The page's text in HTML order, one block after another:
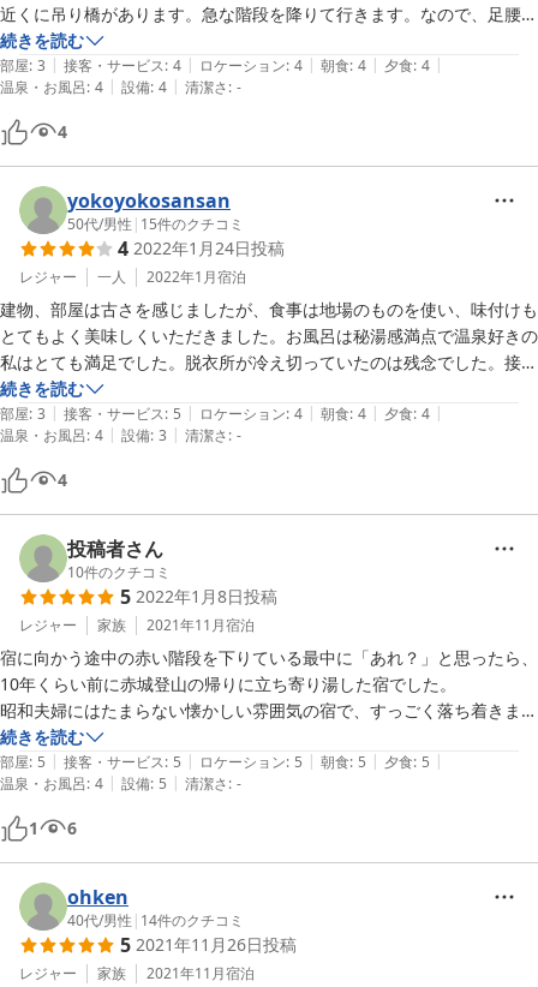
近くに吊り橋があります。急な階段を降りて行きます。なので、足腰を
鍛えておくと良いです。吊り橋で戻らずに、そのまま進むと大沼に着き
ます。
続きを読む
部屋: 3 | 接客・サービス: 4 | ロケーション: 4 | 朝食: 4 | 夕食: 4 |
温泉・お風呂: 4 | 設備: 4 | 清潔さ: -
4
yokoyokosansan
50代/男性 | 15件のクチコミ
4 2022年1月24日投稿
レジャー 一人 2022年1月宿泊
建物、部屋は古さを感じましたが、食事は地場のものを使い、味付けも
とてもよく美味しくいただきました。お風呂は秘湯感満点で温泉好きの
私はとても満足でした。脱衣所が冷え切っていたのは残念でした。接客
はとても温かく、とても気持ちよく過ごせました。布団の中に、湯たん
ぽを入れていただけたのは◎でした。
続きを読む
部屋: 3 | 接客・サービス: 5 | ロケーション: 4 | 朝食: 4 | 夕食: 4 |
温泉・お風呂: 4 | 設備: 3 | 清潔さ: -
4
投稿者さん
10件のクチコミ
5 2022年1月8日投稿
レジャー 家族 2021年11月宿泊
宿に向かう途中の赤い階段を下りている最中に「あれ？」と思ったら、
10年くらい前に赤城登山の帰りに立ち寄り湯した宿でした。
昭和夫婦にはたまらない懐かしい雰囲気の宿で、すっごく落ち着きまし
た。
和洋室は二人ではもったいない広さで、窓からは滝が見え、清潔でとて
も気持ちが良かったです。
当日の宿泊が二組だったので、声をかけて気兼ねなく夫婦で露天を満喫
しました。
15時のチェックイン直後、露天は男性に割り当てられており、必然的
に外で体を洗うことになるので、この時期(11月末)はちょっと寒いかも
しれません。
露天のぬる湯部分も日が陰るとこの時期は冷たくて入るのに勇気が要り
ます。夜は奥側の温かいお湯のみ堪能しました。
続きを読む
部屋: 5 | 接客・サービス: 5 | ロケーション: 5 | 朝食: 5 | 夕食: 5 |
温泉・お風呂: 4 | 設備: 5 | 清潔さ: -
1 6
ohken
40代/男性 | 14件のクチコミ
5 2021年11月26日投稿
レジャー 家族 2021年11月宿泊